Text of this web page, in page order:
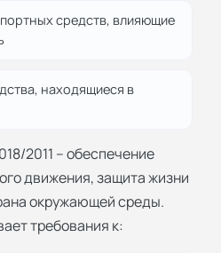
средств, влияющие
находящиеся в
2011 – обеспечение
движения, защита жизни
окружающей среды.
требования к: